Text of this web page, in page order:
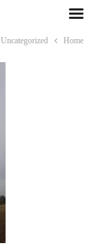
Home
Uncategorized